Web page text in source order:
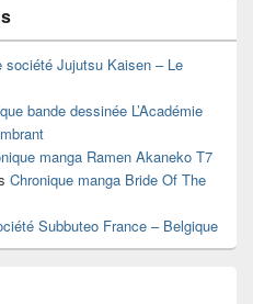
société Jujutsu Kaisen – Le
bande dessinée L’Académie
manga Ramen Akaneko T7
Chronique manga Bride Of The
Subbuteo France – Belgique